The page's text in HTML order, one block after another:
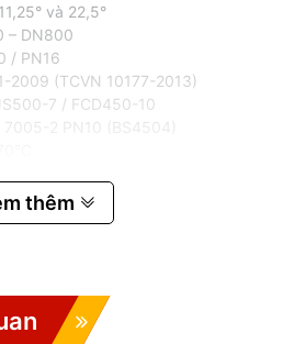
11,25° và 22,5°
– DN800
/ PN16
2009 (TCVN 10177-2013)
7 / FCD450-10
7005-2 PN10 (BS4504)
BB
thêm